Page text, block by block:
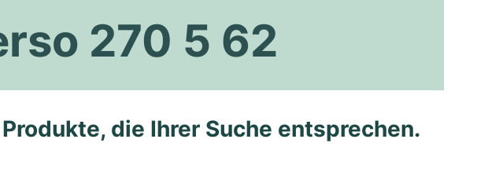
270 5 62
die Ihrer Suche entsprechen.